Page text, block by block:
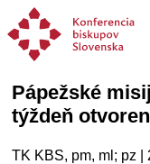
Pápežské
týždeň
TK KBS, pm, ml; pz |